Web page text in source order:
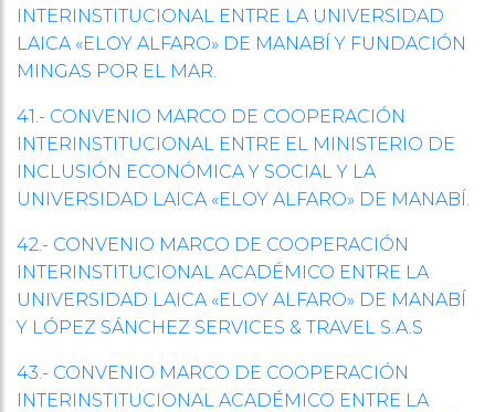
INTERINSTITUCIONAL ENTRE LA UNIVERSIDAD
LAICA «ELOY ALFARO» DE MANABÍ Y FUNDACIÓN
MINGAS POR EL MAR.
41.- CONVENIO MARCO DE COOPERACIÓN
INTERINSTITUCIONAL ENTRE EL MINISTERIO DE
INCLUSIÓN ECONÓMICA Y SOCIAL Y LA
UNIVERSIDAD LAICA «ELOY ALFARO» DE MANABÍ.
42.- CONVENIO MARCO DE COOPERACIÓN
INTERINSTITUCIONAL ACADÉMICO ENTRE LA
UNIVERSIDAD LAICA «ELOY ALFARO» DE MANABÍ
Y LÓPEZ SÁNCHEZ SERVICES & TRAVEL S.A.S
43.- CONVENIO MARCO DE COOPERACIÓN
INTERINSTITUCIONAL ACADÉMICO ENTRE LA